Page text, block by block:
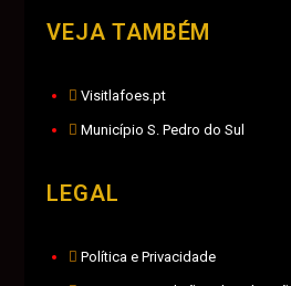
VEJA TAMBÉM
Visitlafoes.pt
Município S. Pedro do Sul
LEGAL
Política e Privacidade